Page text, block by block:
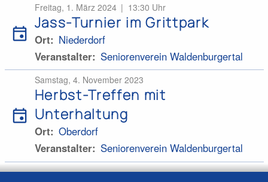
event
Freitag, 1. März 2024 13:30 Uhr
Jass-Turnier im Grittpark
Ort
Niederdorf
Veranstalter
Seniorenverein Waldenburgertal
event
Samstag, 4. November 2023
Herbst-Treffen mit
Unterhaltung
Ort
Oberdorf
Veranstalter
Seniorenverein Waldenburgertal